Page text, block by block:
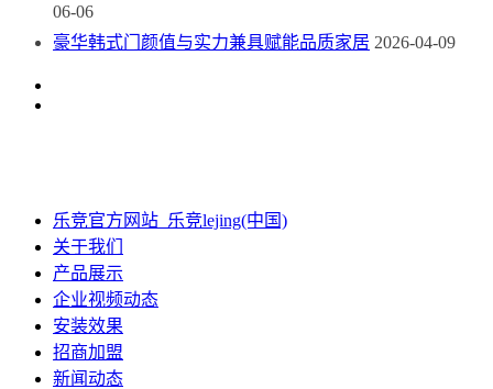
06-06
豪华韩式门颜值与实力兼具赋能品质家居 2026-04-09
乐竞官方网站_乐竞lejing(中国)
关于我们
产品展示
企业视频动态
安装效果
招商加盟
新闻动态